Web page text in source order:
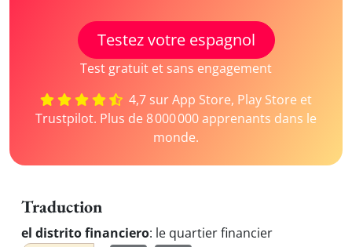
Testez votre espagnol
Test gratuit et sans engagement
4,7 sur App Store, Play Store et
Trustpilot. Plus de 8 000 000 apprenants dans le
monde.
Traduction
el distrito financiero: le quartier financier